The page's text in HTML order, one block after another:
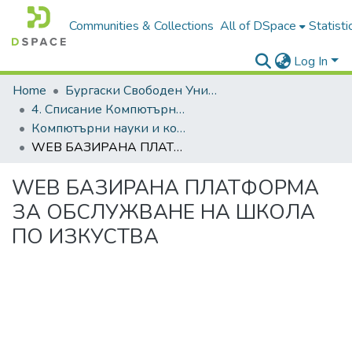
Communities & Collections All of DSpace
Log In
Home
Бургаски Свободен Университет | Burgas Free University
4. Списание Компютърни науки и комуникации | Journal of Computer Science and Communications
Компютърни науки и комуникации, 2023, Том 12, Брой 1
WEB БАЗИРАНА ПЛАТФОРМА ЗА ОБСЛУЖВАНЕ НА ШКОЛА ПО ИЗКУСТВА
WEB БАЗИРАНА ПЛАТФОРМА
ЗА ОБСЛУЖВАНЕ НА ШКОЛА
ПО ИЗКУСТВА